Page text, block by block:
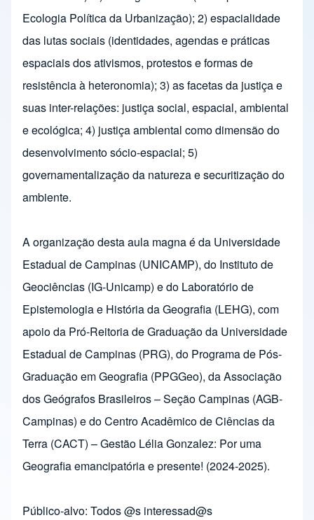
Ecologia Política da Urbanização); 2) espacialidade
das lutas sociais (identidades, agendas e práticas
espaciais dos ativismos, protestos e formas de
resistência à heteronomia); 3) as facetas da justiça e
suas inter-relações: justiça social, espacial, ambiental
e ecológica; 4) justiça ambiental como dimensão do
desenvolvimento sócio-espacial; 5)
governamentalização da natureza e securitização do
ambiente.
A organização desta aula magna é da Universidade
Estadual de Campinas (UNICAMP), do Instituto de
Geociências (IG-Unicamp) e do Laboratório de
Epistemologia e História da Geografia (LEHG), com
apoio da Pró-Reitoria de Graduação da Universidade
Estadual de Campinas (PRG), do Programa de Pós-
Graduação em Geografia (PPGGeo), da Associação
dos Geógrafos Brasileiros – Seção Campinas (AGB-
Campinas) e do Centro Acadêmico de Ciências da
Terra (CACT) – Gestão Lélia Gonzalez: Por uma
Geografia emancipatória e presente! (2024-2025).
Público-alvo: Todos @s interessad@s